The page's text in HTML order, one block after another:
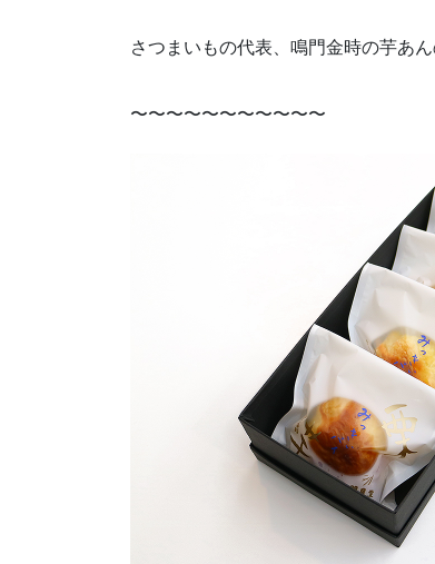
さつまいもの代表、鳴門金時の芋あ
〜〜〜〜〜〜〜〜〜〜〜